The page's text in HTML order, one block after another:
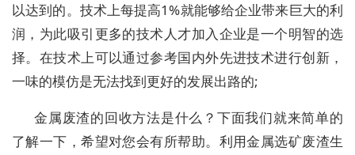
以达到的。技术上每提高1%就能够给企业带来巨大的利
润，为此吸引更多的技术人才加入企业是一个明智的选
择。在技术上可以通过参考国内外先进技术进行创新，
一味的模仿是无法找到更好的发展出路的;
金属废渣的回收方法是什么？下面我们就来简单的
了解一下，希望对您会有所帮助。利用金属选矿废渣生